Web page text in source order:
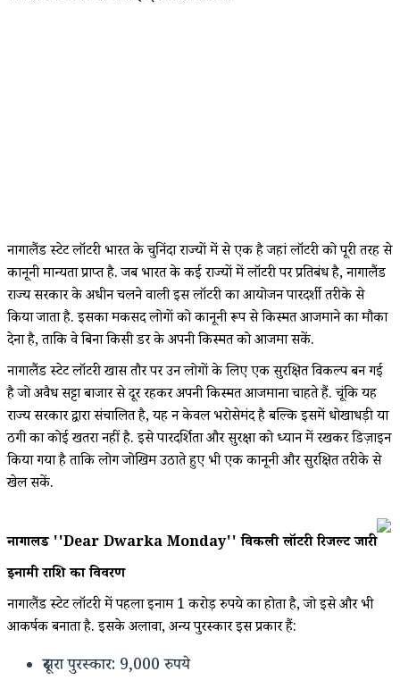
नागालैंड स्टेट लॉटरी भारत के चुनिंदा राज्यों में से एक है जहां लॉटरी को पूरी तरह से
कानूनी मान्यता प्राप्त है. जब भारत के कई राज्यों में लॉटरी पर प्रतिबंध है, नागालैंड
राज्य सरकार के अधीन चलने वाली इस लॉटरी का आयोजन पारदर्शी तरीके से
किया जाता है. इसका मकसद लोगों को कानूनी रूप से किस्मत आजमाने का मौका
देना है, ताकि वे बिना किसी डर के अपनी किस्मत को आजमा सकें.
नागालैंड स्टेट लॉटरी खास तौर पर उन लोगों के लिए एक सुरक्षित विकल्प बन गई
है जो अवैध सट्टा बाजार से दूर रहकर अपनी किस्मत आजमाना चाहते हैं. चूंकि यह
राज्य सरकार द्वारा संचालित है, यह न केवल भरोसेमंद है बल्कि इसमें धोखाधड़ी या
ठगी का कोई खतरा नहीं है. इसे पारदर्शिता और सुरक्षा को ध्यान में रखकर डिज़ाइन
किया गया है ताकि लोग जोखिम उठाते हुए भी एक कानूनी और सुरक्षित तरीके से
खेल सकें.
नागालैंड ''Dear Dwarka Monday'' विकली लॉटरी रिजल्ट जारी
इनामी राशि का विवरण
नागालैंड स्टेट लॉटरी में पहला इनाम 1 करोड़ रुपये का होता है, जो इसे और भी
आकर्षक बनाता है. इसके अलावा, अन्य पुरस्कार इस प्रकार हैं:
दूसरा पुरस्कार: 9,000 रुपये